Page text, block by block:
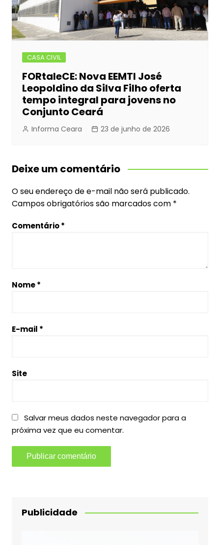
CASA CIVIL
FORtaleCE: Nova EEMTI José
Leopoldino da Silva Filho oferta
tempo integral para jovens no
Conjunto Ceará
Informa Ceara 23 de junho de 2026
Deixe um comentário
O seu endereço de e-mail não será publicado.
Campos obrigatórios são marcados com *
Comentário*
Nome*
E-mail *
Site
Salvar meus dados neste navegador para a
próxima vez que eu comentar.
Publicidade